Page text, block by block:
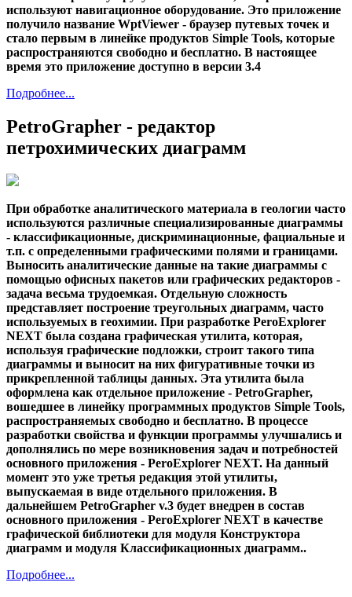
используют навигационное оборудование. Это приложение
получило название WptViewer - браузер путевых точек и
стало первым в линейке продуктов Simple Tools, которые
распространяются свободно и бесплатно. В настоящее
время это приложение доступно в версии 3.4
Подробнее...
PetroGrapher - редактор
петрохимических диаграмм
При обработке аналитического материала в геологии часто
используются различные специализированные диаграммы
- классификационные, дискриминационные, фациальные и
т.п. с определенными графическими полями и границами.
Выносить аналитические данные на такие диаграммы с
помощью офисных пакетов или графических редакторов -
задача весьма трудоемкая. Отдельную сложность
представляет построение треугольных диаграмм, часто
используемых в геохимии. При разработке PeroExplorer
NEXT была создана графическая утилита, которая,
используя графические подложки, строит такого типа
диаграммы и выносит на них фигуративные точки из
прикрепленной таблицы данных. Эта утилита была
оформлена как отдельное приложение - PetroGrapher,
вошедшее в линейку программных продуктов Simple Tools,
распространяемых свободно и бесплатно. В процессе
разработки свойства и функции программы улучшались и
дополнялись по мере возникновения задач и потребностей
основного приложения - PeroExplorer NEXT. На данный
момент это уже третья редакция этой утилиты,
выпускаемая в виде отдельного приложения. В
дальнейшем PetroGrapher v.3 будет внедрен в состав
основного приложения - PeroExplorer NEXT в качестве
графической библиотеки для модуля Конструктора
диаграмм и модуля Классификационных диаграмм..
Подробнее...